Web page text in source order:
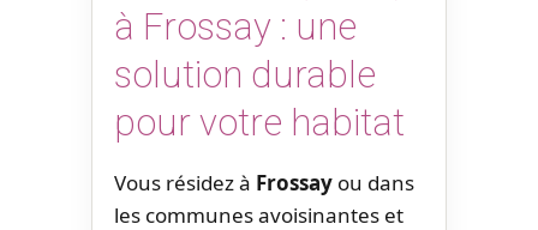
à Frossay : une
solution durable
pour votre habitat
Vous résidez à Frossay ou dans
les communes avoisinantes et